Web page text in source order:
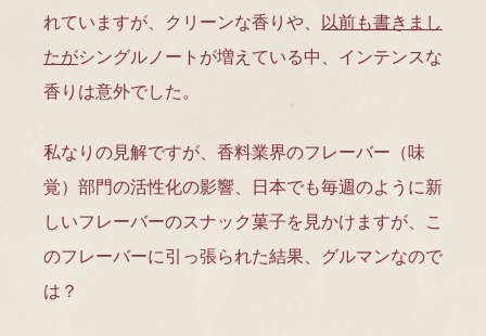
れていますが、クリーンな香りや、 以前も書きまし
たがシングルノートが増えている中、インテンスな
香りは意外でした。
私なりの見解ですが、香料業界のフレーバー（味
覚）部門の活性化の影響、日本でも毎週のように新
しいフレーバーのスナック菓子を見かけますが、こ
のフレーバーに引っ張られた結果、グルマンなので
は？